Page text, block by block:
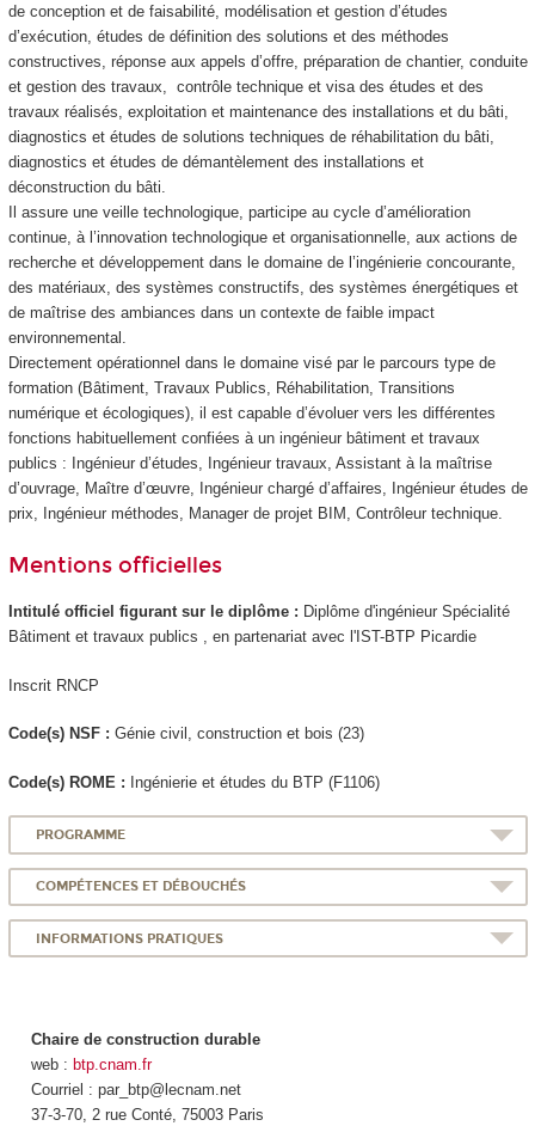
de conception et de faisabilité, modélisation et gestion d’études
d’exécution, études de définition des solutions et des méthodes
constructives, réponse aux appels d’offre, préparation de chantier, conduite
et gestion des travaux, contrôle technique et visa des études et des
travaux réalisés, exploitation et maintenance des installations et du bâti,
diagnostics et études de solutions techniques de réhabilitation du bâti,
diagnostics et études de démantèlement des installations et
déconstruction du bâti.
Il assure une veille technologique, participe au cycle d’amélioration
continue, à l’innovation technologique et organisationnelle, aux actions de
recherche et développement dans le domaine de l’ingénierie concourante,
des matériaux, des systèmes constructifs, des systèmes énergétiques et
de maîtrise des ambiances dans un contexte de faible impact
environnemental.
Directement opérationnel dans le domaine visé par le parcours type de
formation (Bâtiment, Travaux Publics, Réhabilitation, Transitions
numérique et écologiques), il est capable d’évoluer vers les différentes
fonctions habituellement confiées à un ingénieur bâtiment et travaux
publics : Ingénieur d’études, Ingénieur travaux, Assistant à la maîtrise
d’ouvrage, Maître d’œuvre, Ingénieur chargé d’affaires, Ingénieur études de
prix, Ingénieur méthodes, Manager de projet BIM, Contrôleur technique.
Mentions officielles
Intitulé officiel figurant sur le diplôme : Diplôme d'ingénieur Spécialité
Bâtiment et travaux publics , en partenariat avec l'IST-BTP Picardie
Inscrit RNCP
Code(s) NSF : Génie civil, construction et bois (23)
Code(s) ROME : Ingénierie et études du BTP (F1106)
PROGRAMME
COMPÉTENCES ET DÉBOUCHÉS
INFORMATIONS PRATIQUES
Chaire de construction durable
web : btp.cnam.fr
Courriel : par_btp@lecnam.net
37-3-70, 2 rue Conté, 75003 Paris